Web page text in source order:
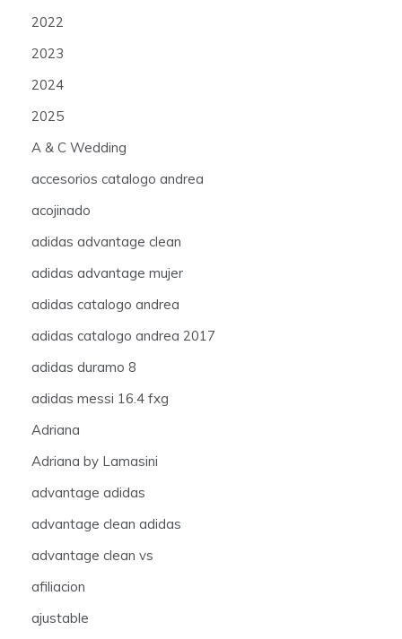
2022
2023
2024
2025
A & C Wedding
accesorios catalogo andrea
acojinado
adidas advantage clean
adidas advantage mujer
adidas catalogo andrea
adidas catalogo andrea 2017
adidas duramo 8
adidas messi 16.4 fxg
Adriana
Adriana by Lamasini
advantage adidas
advantage clean adidas
advantage clean vs
afiliacion
ajustable